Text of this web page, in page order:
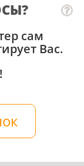
сам
Вас.